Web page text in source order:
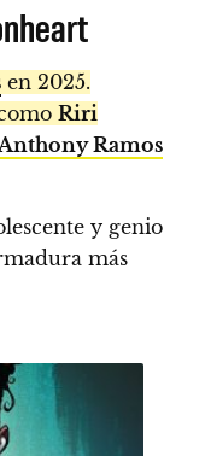
en 2025.
Riri
Ramos
y genio
más